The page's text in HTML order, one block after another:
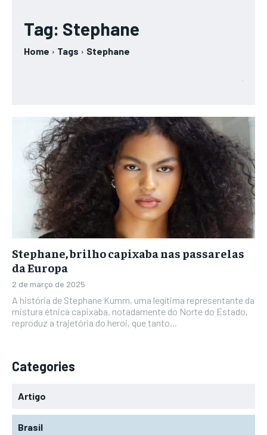
Tag: Stephane
Home Tags Stephane
Stephane, brilho capixaba nas passarelas
da Europa
2 de março de 2025
A história de Stephane Kumm, uma legítima representante da
mistura étnica capixaba, notadamente do Norte do Estado,
reproduz a trajetória do heroi, que tanto...
Categories
Artigo
Brasil